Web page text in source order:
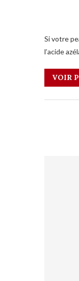
Si votre
l’acide
VOIR